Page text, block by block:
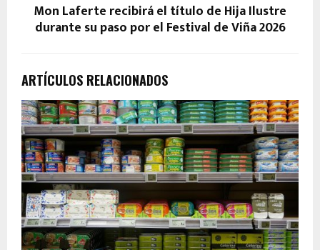
Mon Laferte recibirá el título de Hija Ilustre
durante su paso por el Festival de Viña 2026
ARTÍCULOS RELACIONADOS